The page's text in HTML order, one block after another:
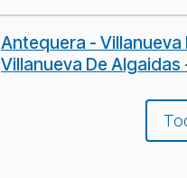
Antequera - Villanueva
Villanueva De Algaidas